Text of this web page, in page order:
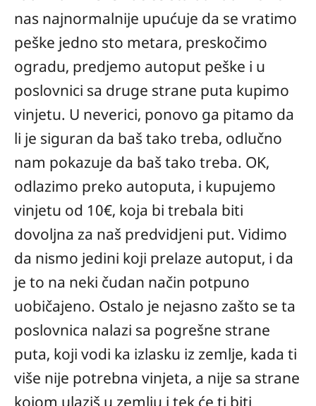
nas najnormalnije upućuje da se vratimo
peške jedno sto metara, preskočimo
ogradu, predjemo autoput peške i u
poslovnici sa druge strane puta kupimo
vinjetu. U neverici, ponovo ga pitamo da
li je siguran da baš tako treba, odlučno
nam pokazuje da baš tako treba. OK,
odlazimo preko autoputa, i kupujemo
vinjetu od 10€, koja bi trebala biti
dovoljna za naš predvidjeni put. Vidimo
da nismo jedini koji prelaze autoput, i da
je to na neki čudan način potpuno
uobičajeno. Ostalo je nejasno zašto se ta
poslovnica nalazi sa pogrešne strane
puta, koji vodi ka izlasku iz zemlje, kada ti
više nije potrebna vinjeta, a nije sa strane
kojom ulaziš u zemlju i tek će ti biti